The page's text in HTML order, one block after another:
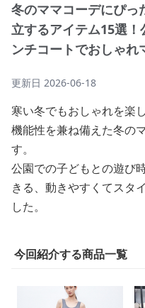
冬のママコーデにぴっ
立するアイテム15選
ンチコートでおしゃれ
更新日 2026-06-18
寒い冬でもおしゃれを楽
機能性を兼ね備えた冬の
す。
公園での子どもとの遊び
きる、動きやすくてスタ
した。
今回紹介する商品一覧